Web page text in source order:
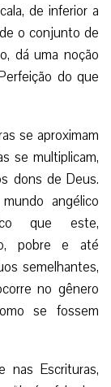
de inferior a
o conjunto de
dá uma noção
do que
se aproximam
se multiplicam,
dons de Deus.
angélico
que este,
pobre e até
semelhantes,
no gênero
se fossem
nas Escrituras,